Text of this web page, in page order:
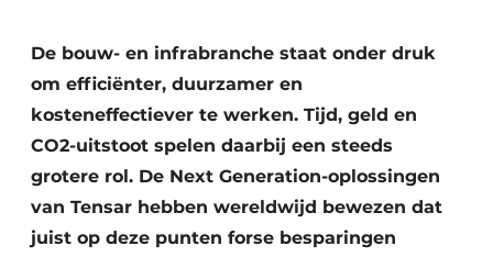
Fundering
Kopen/Huren/Leasen
De bouw- en infrabranche staat onder druk
om efficiënter, duurzamer en
kosteneffectiever te werken. Tijd, geld en
CO2-uitstoot spelen daarbij een steeds
grotere rol. De Next Generation-oplossingen
van Tensar hebben wereldwijd bewezen dat
juist op deze punten forse besparingen